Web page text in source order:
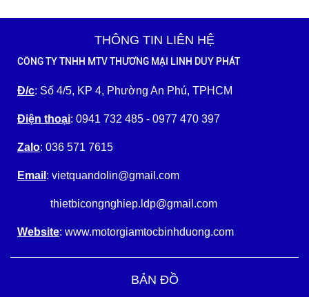
THÔNG TIN LIÊN HỆ
CÔNG TY TNHH MTV THƯƠNG MẠI LINH DUY PHÁT
Đ/c: Số 4/5, KP 4, Phường An Phú, TPHCM
Điện thoại: 0941 732 485 - 0977 470 397
Zalo: 036 571 7615
Email : vietquandolin@gmail.com
thietbicongnghiep.ldp@gmail.com
Website: www.motorgiamtocbinhduong.com
BẢN ĐỒ